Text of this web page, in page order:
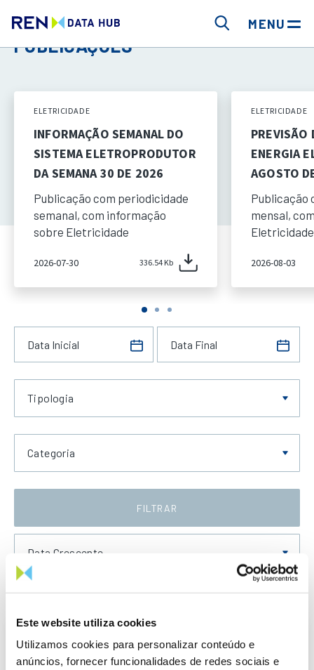
Este website utiliza cookies
Utilizamos cookies para personalizar conteúdo e
anúncios, fornecer funcionalidades de redes sociais e
MENU
PUBLICAÇÕES
ELETRICIDADE
INFORMAÇÃO SEMANAL DO
SISTEMA ELETROPRODUTOR
DA SEMANA 30 DE 2026
Publicação com periodicidade
semanal, com informação
sobre Eletricidade
2026-07-30 336.54 Kb
ELETRICIDADE
PREVISÃO
ENERGIA
AGOSTO
Publicação
mensal,
Eletricidade
2026-08-03
Tipologia
Categoria
FILTRAR
Data Crescente
633.95 Kb
Eletroprodutor da semana 47 de
2023